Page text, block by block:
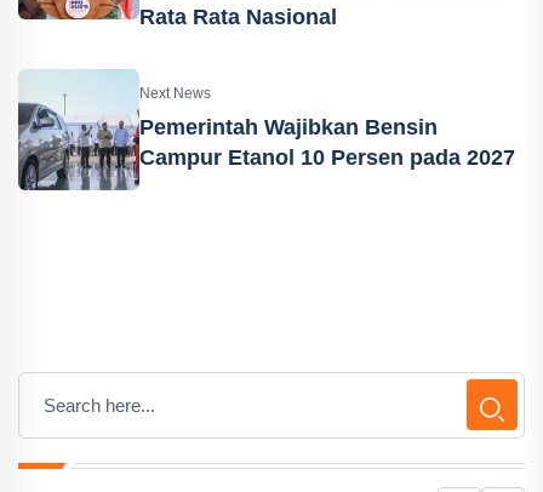
Rata Rata Nasional
Next News
Pemerintah Wajibkan Bensin
Campur Etanol 10 Persen pada 2027